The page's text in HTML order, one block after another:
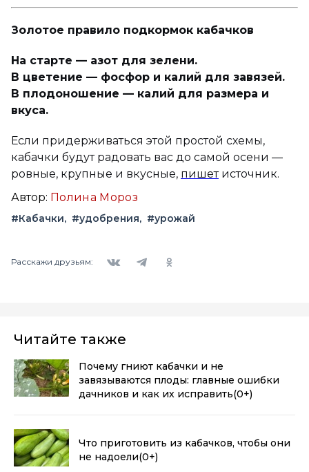
Золотое правило подкормок кабачков
На старте — азот для зелени.
В цветение — фосфор и калий для завязей.
В плодоношение — калий для размера и
вкуса.
Если придерживаться этой простой схемы,
кабачки будут радовать вас до самой осени —
ровные, крупные и вкусные, пишетисточник.
Автор: Полина Мороз
#Кабачки #удобрения #урожай
Расскажи друзьям:
Читайте также
Почему гниют кабачки и не
завязываются плоды: главные ошибки
дачников и как их исправить(0+)
Что приготовить из кабачков, чтобы они
не надоели(0+)